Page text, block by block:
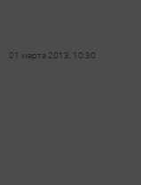
01 марта 2013, 10:30